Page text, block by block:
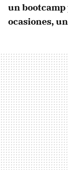
un bootcamp
ocasiones,